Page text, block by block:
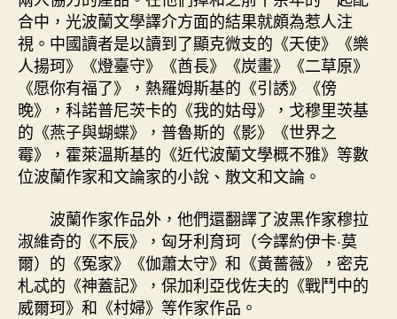
合中，光波蘭文學譯介方面的結果就頗為惹人注
視。中國讀者是以讀到了顯克微支的《天使》《樂
人揚珂》《燈臺守》《酋長》《炭畫》《二草原》
《愿你有福了》，熱羅姆斯基的《引誘》《傍
晚》，科諾普尼茨卡的《我的姑母》，戈穆里茨基
的《燕子與蝴蝶》，普魯斯的《影》《世界之
霉》，霍萊溫斯基的《近代波蘭文學概不雅》等數
位波蘭作家和文論家的小說、散文和文論。
波蘭作家作品外，他們還翻譯了波黑作家穆拉
淑維奇的《不辰》，匈牙利育珂（今譯約伊卡·莫
爾）的《冤家》《伽蕭太守》和《黃薔薇》，密克
札忒的《神蓋記》，保加利亞伐佐夫的《戰鬥中的
威爾珂》和《村婦》等作家作品。